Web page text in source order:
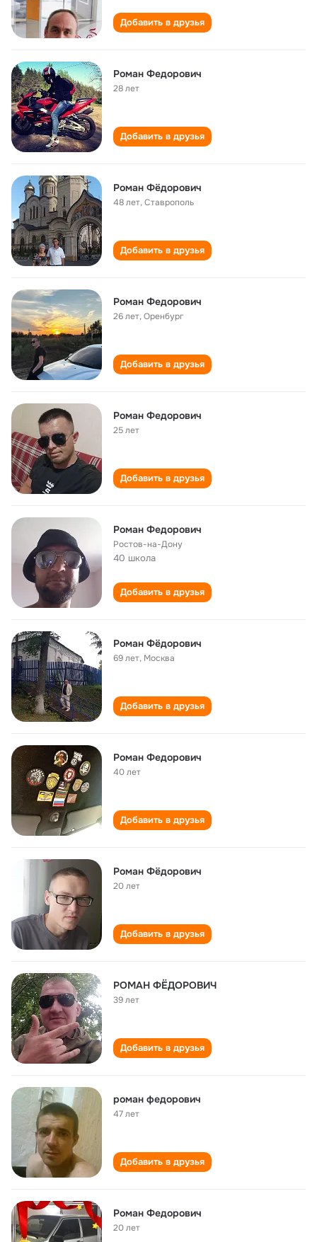
Добавить в друзья
Роман Федорович
28 лет
Добавить в друзья
Роман Фёдорович
48 лет,Ставрополь
Добавить в друзья
Роман Федорович
26 лет,Оренбург
Добавить в друзья
Роман Федорович
25 лет
Добавить в друзья
Роман Федорович
Ростов-на-Дону
40 школа
Добавить в друзья
Роман Фёдорович
69 лет, Москва
Добавить в друзья
Роман Федорович
40 лет
Добавить в друзья
Роман Фёдорович
20 лет
Добавить в друзья
РОМАН ФЁДОРОВИЧ
39 лет
Добавить в друзья
роман федорович
47 лет
Добавить в друзья
Роман Федорович
20 лет